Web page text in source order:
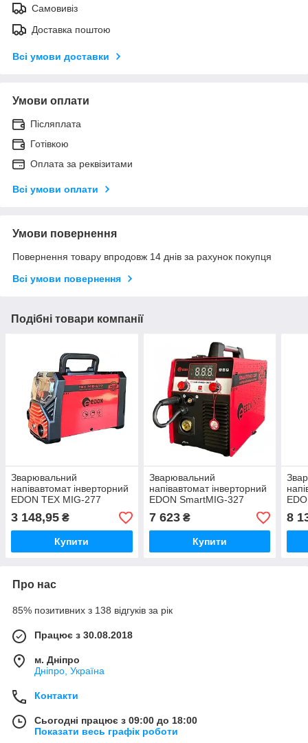
Самовивіз
Доставка поштою
Всі умови доставки
Умови оплати
Післяплата
Готівкою
Оплата за реквізитами
Всі умови оплати
Умови повернення
Повернення товару впродовж 14 днів за рахунок покупця
Всі умови повернення
Подібні товари компанії
Зварювальний
напівавтомат інверторний
EDON TEX MIG-277
3 148,95 ₴
Купити
Зварювальний
напівавтомат інверторний
EDON SmartMIG-327
7 623₴
Купити
8
Про нас
85% позитивних з 138 відгуків за рік
Працює з 30.08.2018
м. Дніпро
Дніпро, Україна
Контакти
Сьогодні працює з 09:00 до 18:00
Показати весь графік роботи